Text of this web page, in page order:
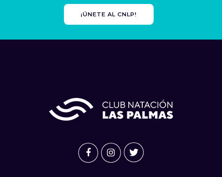
¡ÚNETE AL CNLP!